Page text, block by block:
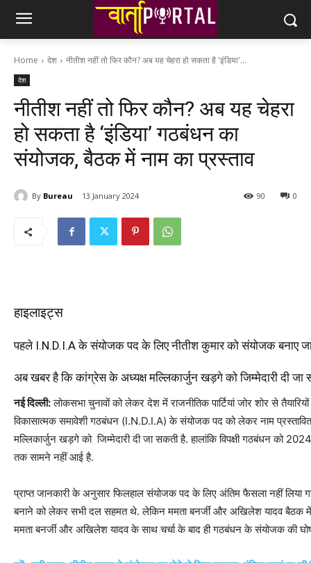
Home देश नीतीश नहीं तो फिर कौन? अब यह चेहरा हो सकता है 'इंडिया'...
देश
नीतीश नहीं तो फिर कौन? अब यह चेहरा
हो सकता है ‘इंडिया’ गठबंधन का
संयोजक, बैठक में नाम का प्रस्ताव
By Bureau 13 January 2024 0
90
हाइलाइट्स
पहले I.N.D.I.A के संयोजक पद के लिए नीतीश कुमार को संयोजक बनाए
अब खबर है कि कांग्रेस के अध्यक्ष मल्लिकार्जुन खड़गे को जिम्मेदारी दी जा
नई दिल्ली:लोकसभा चुनावों को लेकर देश में राजनीतिक पार्टियां जोर शोर से
विकासात्मक समावेशी गठबंधन (I.N.D.I.A) के संयोजक पद को लेकर नाम
मल्लिकार्जुन खड़गे को जिम्मेदारी दी जा सकती है. हालांकि विपक्षी गठबंधन को
तक सामने नहीं आई है.
प्राप्त जानकारी के अनुसार फिलहाल संयोजक पद के लिए अंतिम फैसला नहीं
बनाने को लेकर सभी दल सहमत थे. लेकिन ममता बनर्जी और अखिलेश यादव बैठक में
ममता बनर्जी और अखिलेश यादव के साथ चर्चा के बाद ही गठबंधन के संयोजक की